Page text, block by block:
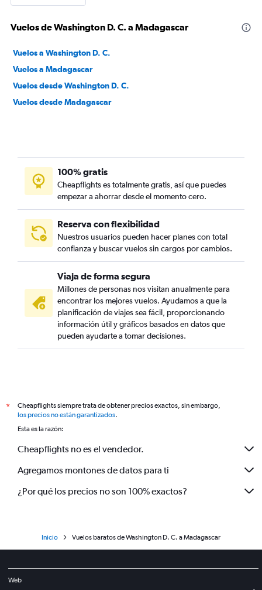
Vuelos de Washington D. C. a Madagascar
Vuelos a Washington D. C.
Vuelos a Madagascar
Vuelos desde Washington D. C.
Vuelos desde Madagascar
100% gratis
Cheapflights es totalmente gratis, así que puedes
empezar a ahorrar desde el momento cero.
Reserva con flexibilidad
Nuestros usuarios pueden hacer planes con total
confianza y buscar vuelos sin cargos por cambios.
Viaja de forma segura
Millones de personas nos visitan anualmente para
encontrar los mejores vuelos. Ayudamos a que la
planificación de viajes sea fácil, proporcionando
información útil y gráficos basados en datos que
pueden ayudarte a tomar decisiones.
*
Cheapflights siempre trata de obtener precios exactos, sin embargo,
los precios no están garantizados.
Esta es la razón:
Cheapflights no es el vendedor.
Agregamos montones de datos para ti
¿Por qué los precios no son 100% exactos?
Inicio Vuelos baratos de Washington D. C. a Madagascar
Web